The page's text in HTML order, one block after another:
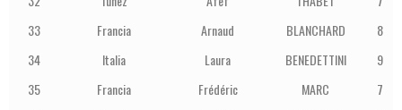
33
Francia Arnaud BLANCHARD
8
34
Italia Laura BENEDETTINI 9
35
Francia Frédéric MARC 7